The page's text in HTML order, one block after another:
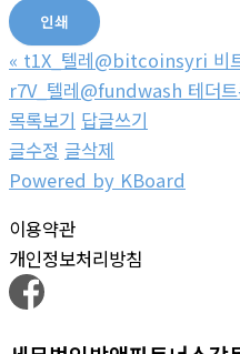
인쇄
« t1X_텔레@bitcoinsyri 비
r7V_텔레@fundwash 테더
목록보기 답글쓰기
글수정 글삭제
Powered by KBoard
이용약관
개인정보처리방침